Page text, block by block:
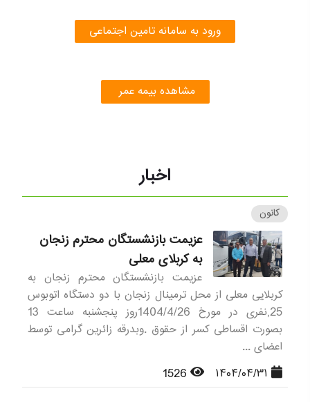
ورود به سامانه تامین اجتماعی
مشاهده بیمه عمر
اخبار
کانون
عزیمت بازنشستگان محترم زنجان
به کربلای معلی
عزیمت بازنشستگان محترم زنجان به
کربلایی معلی از محل ترمینال زنجان با دو دستگاه اتوبوس
25,نفری در مورخ 1404/4/26روز پنجشنبه ساعت 13
بصورت اقساطی کسر از حقوق .وبدرقه زائرین گرامی توسط
اعضای ...